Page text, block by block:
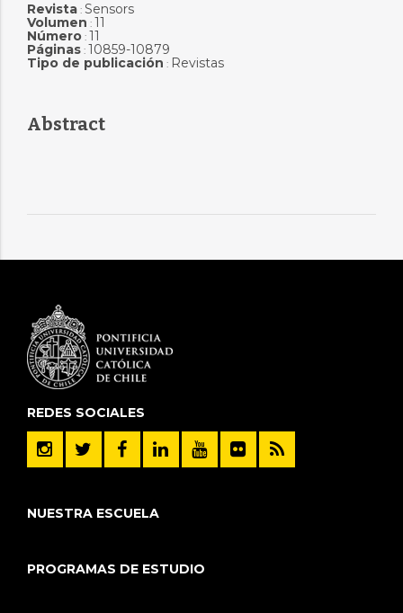
Revista: Sensors
Volumen : 11
Número: 11
Páginas: 10859-10879
Tipo de publicación : Revistas
Abstract
REDES SOCIALES
NUESTRA ESCUELA
PROGRAMAS DE ESTUDIO